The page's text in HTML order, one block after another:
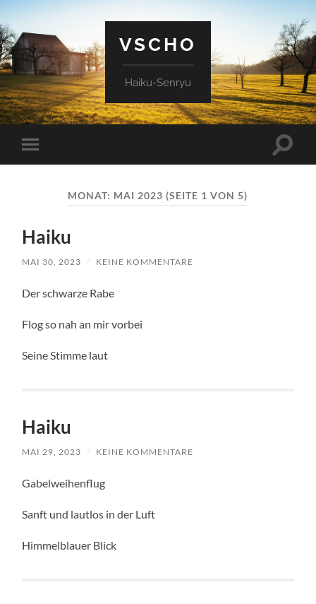
VSCHO
Haiku-Senryu
Mobile-
Menü
MONAT: MAI 2023 (SEITE 1 VON 5)
Haiku
MAI 30, 2023 / KEINE KOMMENTARE
Der schwarze Rabe
Flog so nah an mir vorbei
Seine Stimme laut
Haiku
MAI 29, 2023 / KEINE KOMMENTARE
Gabelweihenflug
Sanft und lautlos in der Luft
Himmelblauer Blick